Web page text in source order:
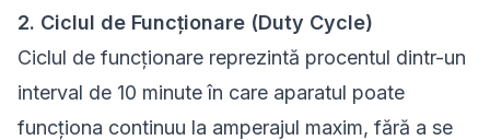
2. Ciclul de Funcționare (Duty Cycle)
Ciclul de funcționare reprezintă procentul dintr-un
interval de 10 minute în care aparatul poate
funcționa continuu la amperajul maxim, fără a se